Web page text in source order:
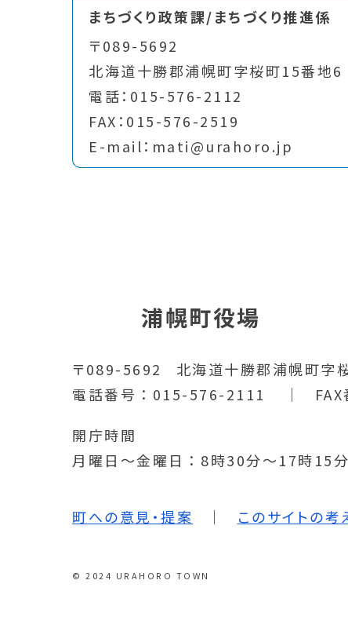
まちづくり政策課/まちづくり推進係
〒089-5692
北海道十勝郡浦幌町字桜町15番地6
電話：015-576-2112
FAX：015-576-2519
E-mail：mati@urahoro.jp
浦幌町役場
〒089-5692
北海道十勝郡浦幌町字
電話番号
015-576-2111
開庁時間
月曜日～金曜日
8時30分～17時15分
町への意見・提案 このサイトの考
© 2024 URAHORO TOWN